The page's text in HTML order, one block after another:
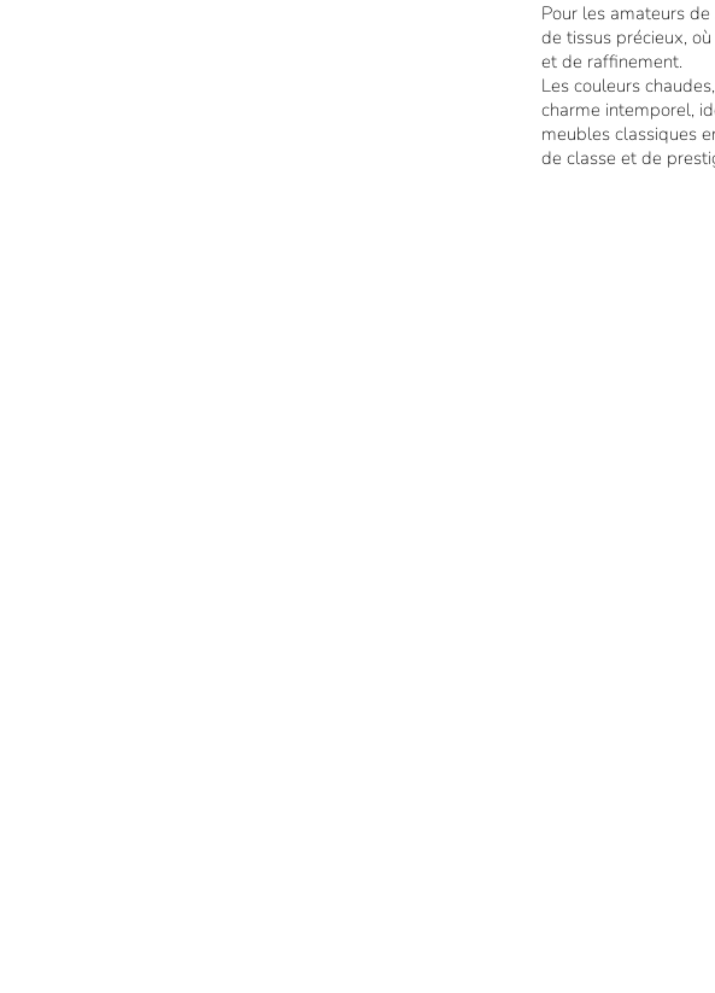
Pour les amateurs
de tissus précieux,
et de raffinement.
Les couleurs
charme intemporel,
meubles classiques
de classe et de